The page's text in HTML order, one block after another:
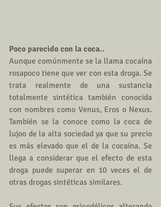
Poco parecido con la coca..
Aunque comúnmente se la llama cocaína
rosapoco tiene que ver con esta droga. Se
trata realmente de una sustancia
totalmente sintética también conocida
con nombres como Venus, Eros o Nexus.
También se la conoce como la coca de
lujoo de la alta sociedad ya que su precio
es más elevado que el de la cocaína. Se
llega a considerar que el efecto de esta
droga puede superar en 10 veces el de
otras drogas sintéticas similares.